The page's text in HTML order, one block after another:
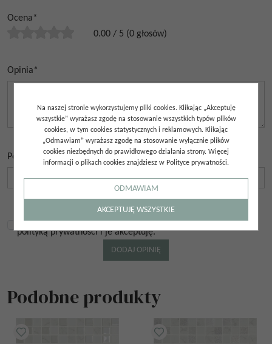
Ocena*
0.00 / 5 (0 głosów)
Opinia*
Podpis
polityką prywatności i je akceptuję.
Podobne produkty
Na naszej stronie wykorzystujemy pliki cookies. Klikając „Akceptuję
wszystkie” wyrażasz zgodę na stosowanie wszystkich typów plików
cookies, w tym cookies statystycznych i reklamowych. Klikając
„Odmawiam” wyrażasz zgodę na stosowanie wyłącznie plików
cookies niezbędnych do prawidłowego działania strony. Więcej
informacji o plikach cookies znajdziesz w Polityce prywatności.
ODMAWIAM
AKCEPTUJĘ WSZYSTKIE